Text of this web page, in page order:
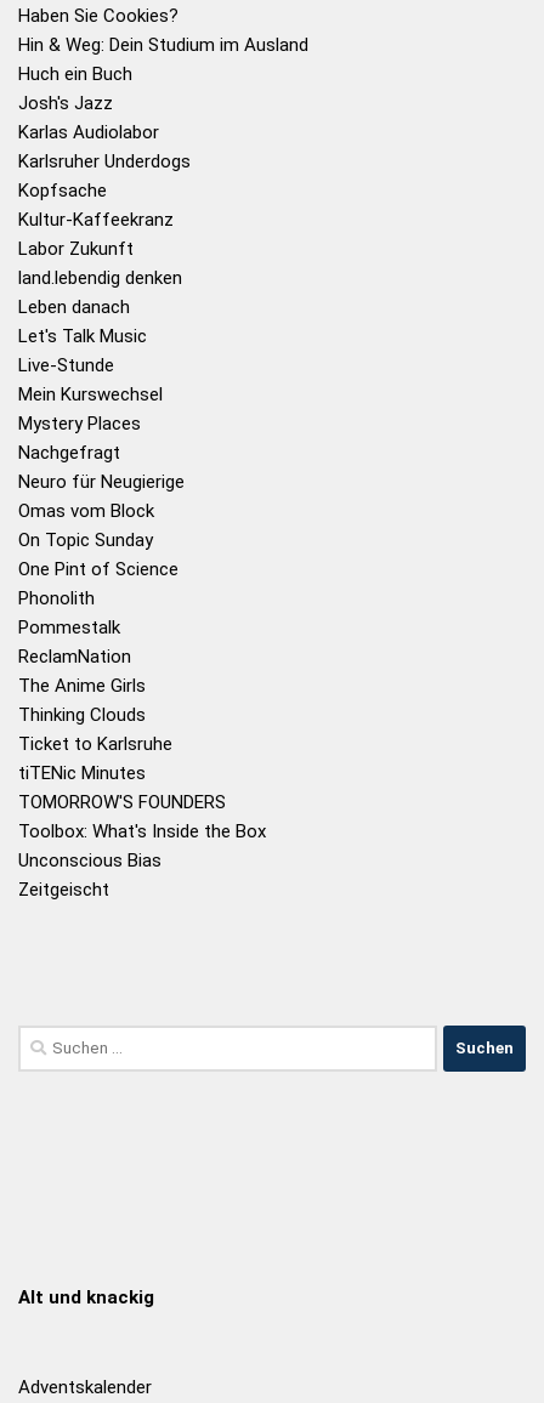
Haben Sie Cookies?
Hin & Weg: Dein Studium im Ausland
Huch ein Buch
Josh's Jazz
Karlas Audiolabor
Karlsruher Underdogs
Kopfsache
Kultur-Kaffeekranz
Labor Zukunft
land.lebendig denken
Leben danach
Let's Talk Music
Live-Stunde
Mein Kurswechsel
Mystery Places
Nachgefragt
Neuro für Neugierige
Omas vom Block
On Topic Sunday
One Pint of Science
Phonolith
Pommestalk
ReclamNation
The Anime Girls
Thinking Clouds
Ticket to Karlsruhe
tiTENic Minutes
TOMORROW'S FOUNDERS
Toolbox: What's Inside the Box
Unconscious Bias
Zeitgeischt
Alt und knackig
Adventskalender